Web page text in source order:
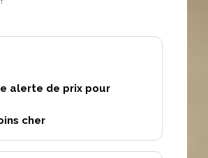
alerte de prix pour
cher